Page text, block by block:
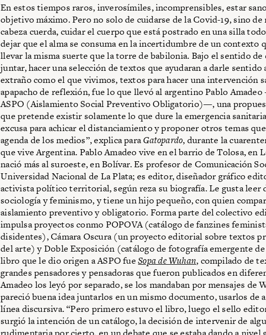
En estos tiempos raros, inverosímiles, incomprensibles, estar
objetivo máximo. Pero no solo de cuidarse de la Covid-19, sino de
cabeza cuerda, cuidar el cuerpo que está postrado en una silla
dejar que el alma se consuma en la incertidumbre de un contexto
llevar la misma suerte que la torre de babilonia. Bajo el sentido de
juntar, hacer una selección de textos que ayudaran a darle
extraño como el que vivimos, textos para hacer una intervención
apapacho de reflexión, fue lo que llevó al argentino Pablo
ASPO (Aislamiento Social Preventivo Obligatorio)—, una
que pretende existir solamente lo que dure la emergencia
excusa para achicar el distanciamiento y proponer otros temas
agenda de los medios”, explica paraGatopardo, durante la
que vive Argentina. Pablo Amadeo vive en el barrio de Tolosa, en
nació más al suroeste, en Bolívar. Es profesor de Comunicación
Universidad Nacional de La Plata; es editor, diseñador gráfico
activista político territorial, según reza su biografía. Le gusta leer
sociología y feminismo, y tiene un hijo pequeño, con quien
aislamiento preventivo y obligatorio. Forma parte del colectivo
impulsa proyectos conmo POPOVA (catálogo de fanzines
disidentes), Cámara Oscura (un proyecto editorial sobre textos
del arte) y Doble Exposición (catálogo de fotografía emergente
libro que le dio origen a ASPO fueSopa de Wuhan, compilado de
grandes pensadores y pensadoras que fueron publicados en
Amadeo los leyó por separado, se los mandaban por mensajes de
pareció buena idea juntarlos en un mismo documento, usarlos de
línea discursiva. “Pero primero estuvo el libro, luego el sello
surgió la intención de un catálogo, la decisión de intervenir de
rudimentaria por cierto, en un debate que se estaba dando a nivel